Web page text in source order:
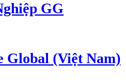
GG
Global (Việt Nam)